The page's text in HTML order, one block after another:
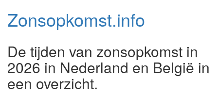
Zonsopkomst.info
De tijden van zonsopkomst in
2026 in Nederland en België in
een overzicht.